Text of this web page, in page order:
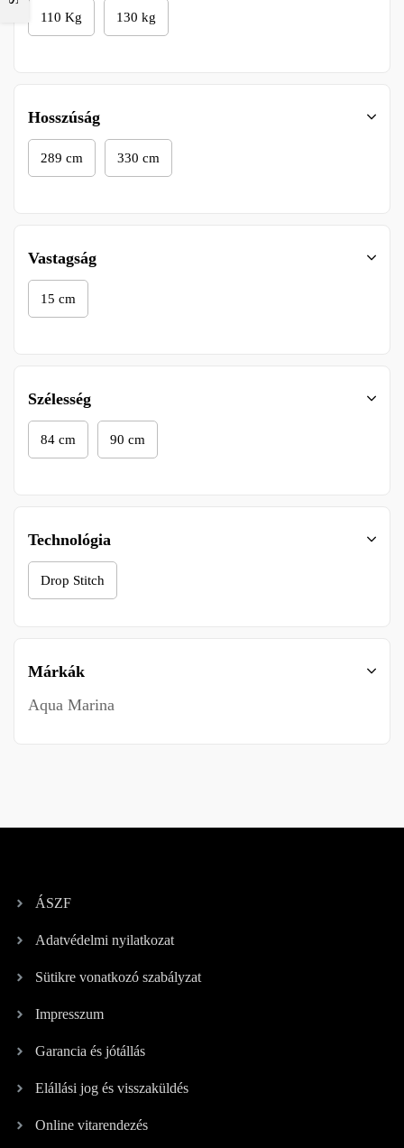
110 Kg 130 kg
Hosszúság
289 cm 330 cm
Vastagság
15 cm
Szélesség
84 cm 90 cm
Technológia
Drop Stitch
Márkák
Aqua Marina
ÁSZF
Adatvédelmi nyilatkozat
Sütikre vonatkozó szabályzat
Impresszum
Garancia és jótállás
Elállási jog és visszaküldés
Online vitarendezés